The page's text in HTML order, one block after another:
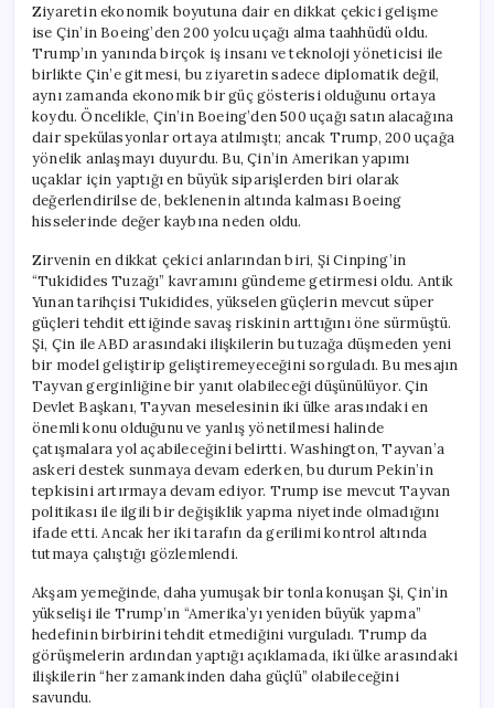
Ziyaretin ekonomik boyutuna dair en dikkat çekici gelişme
ise Çin’in Boeing’den 200 yolcu uçağı alma taahhüdü oldu.
Trump’ın yanında birçok iş insanı ve teknoloji yöneticisi ile
birlikte Çin’e gitmesi, bu ziyaretin sadece diplomatik değil,
aynı zamanda ekonomik bir güç gösterisi olduğunu ortaya
koydu. Öncelikle, Çin’in Boeing’den 500 uçağı satın alacağına
dair spekülasyonlar ortaya atılmıştı; ancak Trump, 200 uçağa
yönelik anlaşmayı duyurdu. Bu, Çin’in Amerikan yapımı
uçaklar için yaptığı en büyük siparişlerden biri olarak
değerlendirilse de, beklenenin altında kalması Boeing
hisselerinde değer kaybına neden oldu.
Zirvenin en dikkat çekici anlarından biri, Şi Cinping’in
“Tukidides Tuzağı” kavramını gündeme getirmesi oldu. Antik
Yunan tarihçisi Tukidides, yükselen güçlerin mevcut süper
güçleri tehdit ettiğinde savaş riskinin arttığını öne sürmüştü.
Şi, Çin ile ABD arasındaki ilişkilerin bu tuzağa düşmeden yeni
bir model geliştirip geliştiremeyeceğini sorguladı. Bu mesajın
Tayvan gerginliğine bir yanıt olabileceği düşünülüyor. Çin
Devlet Başkanı, Tayvan meselesinin iki ülke arasındaki en
önemli konu olduğunu ve yanlış yönetilmesi halinde
çatışmalara yol açabileceğini belirtti. Washington, Tayvan’a
askeri destek sunmaya devam ederken, bu durum Pekin’in
tepkisini artırmaya devam ediyor. Trump ise mevcut Tayvan
politikası ile ilgili bir değişiklik yapma niyetinde olmadığını
ifade etti. Ancak her iki tarafın da gerilimi kontrol altında
tutmaya çalıştığı gözlemlendi.
Akşam yemeğinde, daha yumuşak bir tonla konuşan Şi, Çin’in
yükselişi ile Trump’ın “Amerika’yı yeniden büyük yapma”
hedefinin birbirini tehdit etmediğini vurguladı. Trump da
görüşmelerin ardından yaptığı açıklamada, iki ülke arasındaki
ilişkilerin “her zamankinden daha güçlü” olabileceğini
savundu.